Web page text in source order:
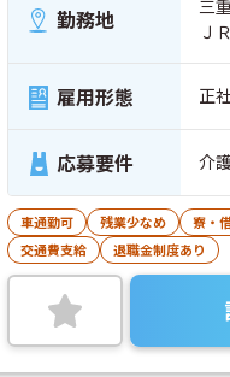
勤務地
三
Ｊ
雇用形態 正
応募要件 介
車通勤可 残業少なめ 寮・
交通費支給
退職金制度あり